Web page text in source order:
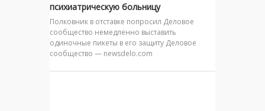
психиатрическую больницу
Полковник в отставке попросил Деловое
сообщество немедленно выставить
одиночные пикеты в его защиту Деловое
сообщество — newsdelo.com